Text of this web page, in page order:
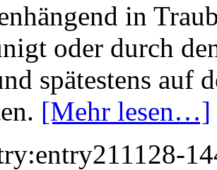
in
oder durch
spätestens auf
[Mehr lesen…]